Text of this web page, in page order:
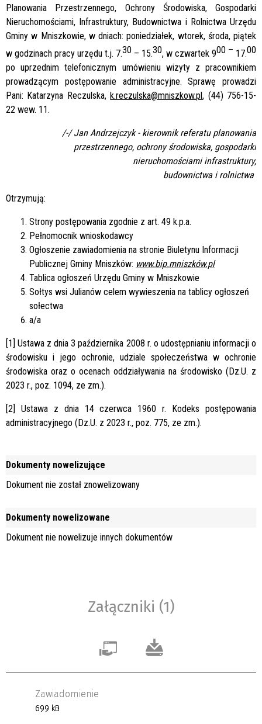
Planowania Przestrzennego, Ochrony Środowiska, Gospodarki
Nieruchomościami, Infrastruktury, Budownictwa i Rolnictwa Urzędu
Gminy w Mniszkowie, w dniach: poniedziałek, wtorek, środa, piątek
w godzinach pracy urzędu t.j. 7.30 – 15.30, w czwartek 900 – 17.00
po uprzednim telefonicznym umówieniu wizyty z pracownikiem
prowadzącym postępowanie administracyjne. Sprawę prowadzi
Pani: Katarzyna Reczulska,k.reczulska@mniszkow.pl, (44) 756-15-
22 wew. 11.
/-/ Jan Andrzejczyk- kierownik referatu planowania
przestrzennego, ochrony środowiska, gospodarki
nieruchomościami infrastruktury,
budownictwa i rolnictwa
Otrzymują:
Strony postępowania zgodnie z art. 49 k.p.a.
Pełnomocnik wnioskodawcy
Ogłoszenie zawiadomienia na stronie Biuletynu Informacji
Publicznej Gminy Mniszków: www.bip.mniszków.pl
Tablica ogłoszeń Urzędu Gminy w Mniszkowie
Sołtys wsi Julianów celem wywieszenia na tablicy ogłoszeń
sołectwa
a/a
[1] Ustawa z dnia 3 października 2008 r. o udostępnianiu informacji o
środowisku i jego ochronie, udziale społeczeństwa w ochronie
środowiska oraz o ocenach oddziaływania na środowisko (Dz.U. z
2023 r., poz. 1094, ze zm.).
[2] Ustawa z dnia 14 czerwca 1960 r. Kodeks postępowania
administracyjnego (Dz.U. z 2023 r., poz. 775, ze zm.).
Dokumenty nowelizujące
Dokument nie został znowelizowany
Dokumenty nowelizowane
Dokument nie nowelizuje innych dokumentów
Załączniki (1)
Zawiadomienie
699 kB